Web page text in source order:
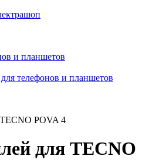
и планшетов
телефонов и планшетов
POVA 4
для TECNO